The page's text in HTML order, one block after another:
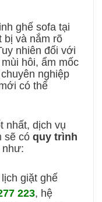
ghế sofa tại
bị và nắm rõ
nhiên đối với
hôi, ẩm mốc
nghiệp
có thể
nhất, dịch vụ
sẽ có quy trình
giặt ghế
223, hệ